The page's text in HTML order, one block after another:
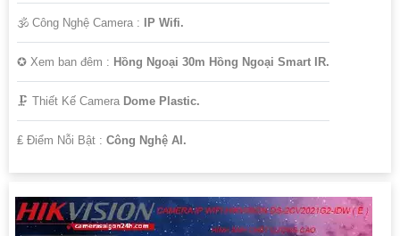
🕉️ Công Nghệ Camera : IP Wifi.
✪ Xem ban đêm : Hồng Ngoại 30m Hồng Ngoại Smart IR.
🗜️ Thiết Kế Camera Dome Plastic.
️₤ Điểm Nỗi Bật : Công Nghệ AI.